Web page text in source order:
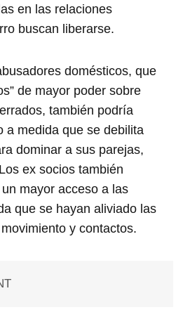
en las relaciones
buscan liberarse.
domésticos, que
de mayor poder sobre
también podría
a medida que se debilita
dominar a sus parejas,
ex socios también
mayor acceso a las
que se hayan aliviado las
y contactos.